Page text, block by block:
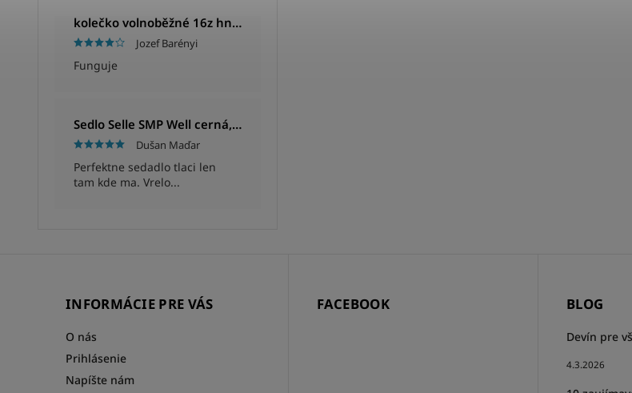
kolečko volnoběžné 16z hnědé
Jozef Barényi
Funguje
Sedlo Selle SMP Well cerná, Unisex, 280x144mm, 280g
Dušan Maďar
Perfektne sedadlo tlaci len
tam kde ma. Vrelo...
INFORMÁCIE PRE VÁS
O nás
Prihlásenie
Napíšte nám
FACEBOOK BLOG
Devín pre
4.3.2026